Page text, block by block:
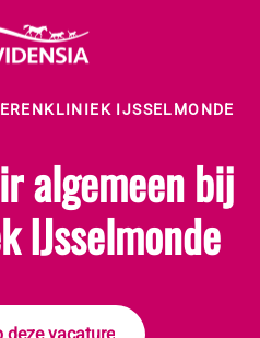
IJSSELMONDE
algemeen bij
IJsselmonde